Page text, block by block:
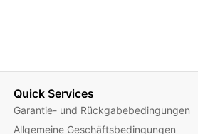
Quick Services
Garantie- und Rückgabebedingungen
Allgemeine Geschäftsbedingungen